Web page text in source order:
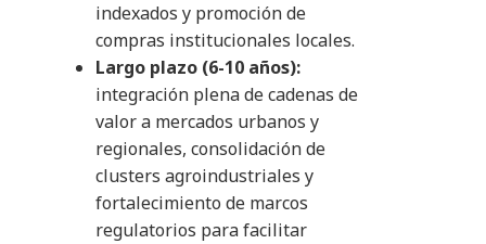
indexados y promoción de
compras institucionales locales.
Largo plazo (6-10 años):
integración plena de cadenas de
valor a mercados urbanos y
regionales, consolidación de
clusters agroindustriales y
fortalecimiento de marcos
regulatorios para facilitar